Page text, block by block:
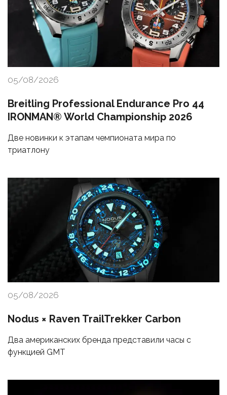
05/08/2026
Breitling Professional Endurance Pro 44
IRONMAN® World Championship 2026
Две новинки к этапам чемпионата мира по
триатлону
05/08/2026
Nodus × Raven TrailTrekker Carbon
Два американских бренда представили часы с
функцией GMT